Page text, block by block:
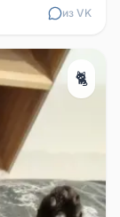
из VK
🐈